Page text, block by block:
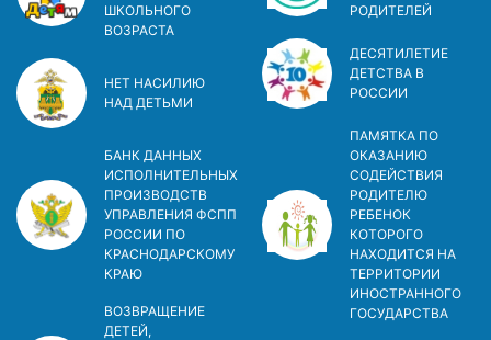
ШКОЛЬНОГО
ВОЗРАСТА
НЕТ НАСИЛИЮ
НАД ДЕТЬМИ
БАНК ДАННЫХ
ИСПОЛНИТЕЛЬНЫХ
ПРОИЗВОДСТВ
УПРАВЛЕНИЯ ФСПП
РОССИИ ПО
КРАСНОДАРСКОМУ
КРАЮ
ВОЗВРАЩЕНИЕ
ДЕТЕЙ,
РОДИТЕЛЕЙ
ДЕСЯТИЛЕТИЕ
ДЕТСТВА В
РОСCИИ
ПАМЯТКА ПО
ОКАЗАНИЮ
СОДЕЙСТВИЯ
РОДИТЕЛЮ
РЕБЕНОК
КОТОРОГО
НАХОДИТСЯ НА
ТЕРРИТОРИИ
ИНОСТРАННОГО
ГОСУДАРСТВА